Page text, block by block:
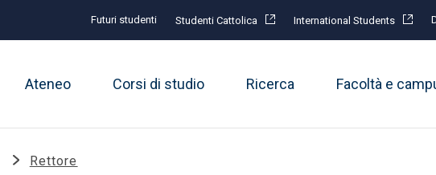
Futuri studenti Studenti Cattolica International Students
Ateneo Corsi di studio Ricerca Facoltà e
Rettore